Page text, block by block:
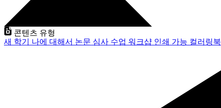
콘텐츠 유형
새 학기 나에 대해서 논문 심사 수업 워크샵 인쇄 가능 컬러링북